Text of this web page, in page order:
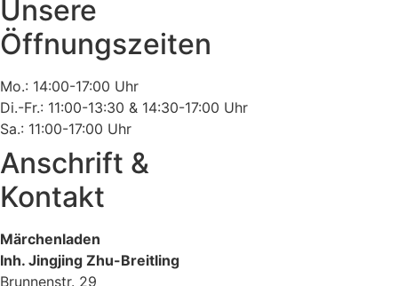
Unsere
Öffnungszeiten
Mo.: 14:00-17:00 Uhr
Di.-Fr.: 11:00-13:30 & 14:30-17:00 Uhr
Sa.: 11:00-17:00 Uhr
Anschrift &
Kontakt
Märchenladen
Inh. Jingjing Zhu-Breitling
Brunnenstr. 29